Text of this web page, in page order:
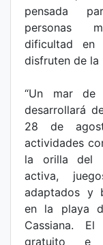
pensada
personas
dificultad en
disfruten de la
“Un mar de
desarrollará
28 de
actividades
la orilla del
activa,
adaptados y
en la playa
Cassiana.
gratuito e